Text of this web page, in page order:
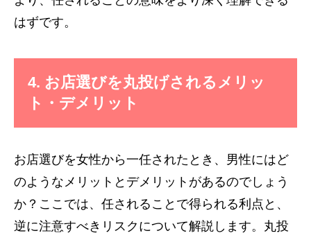
はずです。
4. お店選びを丸投げされるメリッ
ト・デメリット
お店選びを女性から一任されたとき、男性にはど
のようなメリットとデメリットがあるのでしょう
か？ここでは、任されることで得られる利点と、
逆に注意すべきリスクについて解説します。丸投